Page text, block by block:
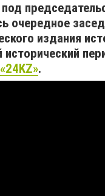
очередное
издания
«24KZ».